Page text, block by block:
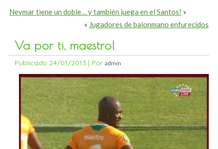
Neymar tiene un doble… y también juega en el Santos! »
« Jugadores de balonmano enfurecidos
Va por ti, maestro!
Publicado 24/01/2013 | Por admin